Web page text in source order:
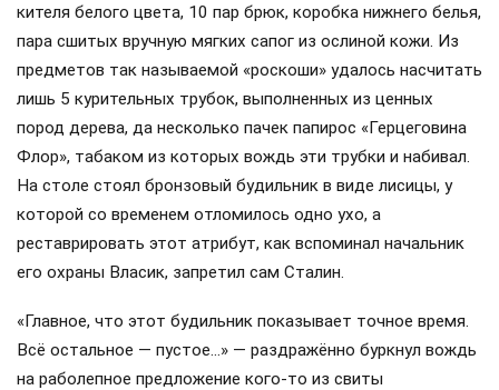
кителя белого цвета, 10 пар брюк, коробка нижнего белья,
пара сшитых вручную мягких сапог из ослиной кожи. Из
предметов так называемой «роскоши» удалось насчитать
лишь 5 курительных трубок, выполненных из ценных
пород дерева, да несколько пачек папирос «Герцеговина
Флор», табаком из которых вождь эти трубки и набивал.
На столе стоял бронзовый будильник в виде лисицы, у
которой со временем отломилось одно ухо, а
реставрировать этот атрибут, как вспоминал начальник
его охраны Власик, запретил сам Сталин.
«Главное, что этот будильник показывает точное время.
Всё остальное — пустое…» — раздражённо буркнул вождь
на раболепное предложение кого-то из свиты